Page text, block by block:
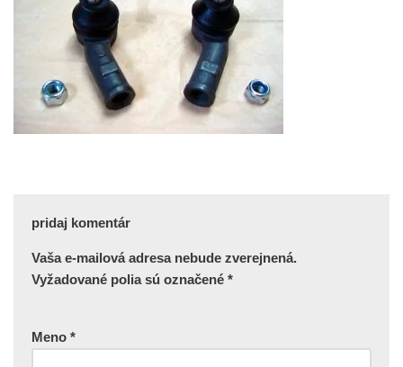
pridaj komentár
Vaša e-mailová adresa nebude zverejnená.
Vyžadované polia sú označené *
Meno *